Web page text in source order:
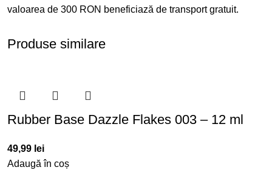
valoarea de 300 RON beneficiază de transport gratuit.
Produse similare
Rubber Base Dazzle Flakes 003 – 12 ml
49,99 lei
Adaugă în coș